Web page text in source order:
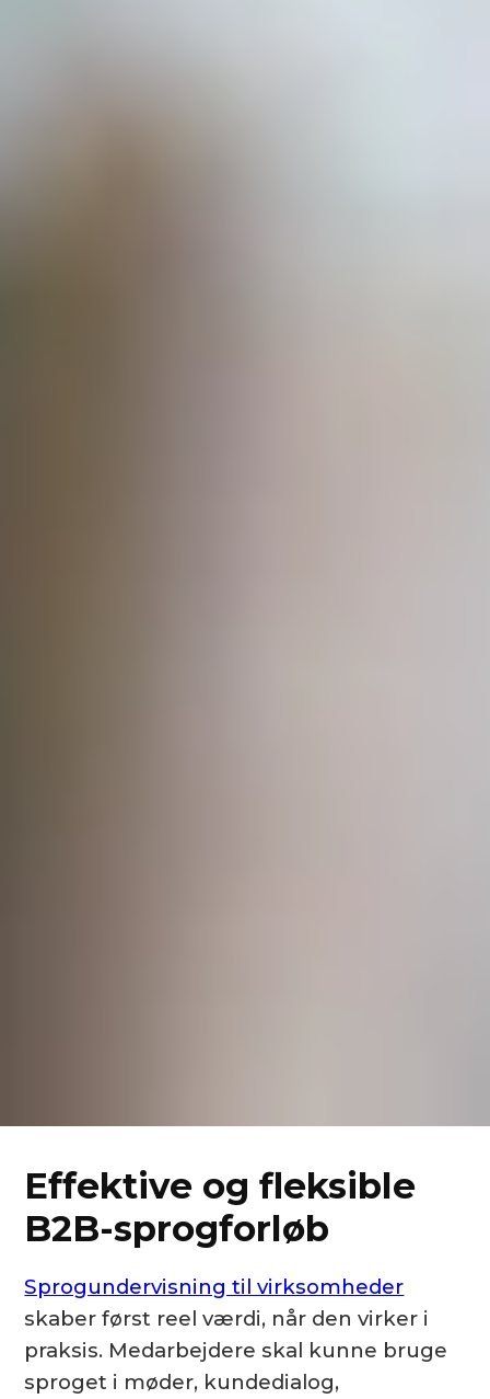
Effektive og fleksible
B2B-sprogforløb
Sprogundervisning til virksomheder
skaber først reel værdi, når den virker i
praksis. Medarbejdere skal kunne bruge
sproget i møder, kundedialog,